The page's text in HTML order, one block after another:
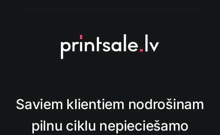
Saviem klientiem nodrošinam
pilnu ciklu nepieciešamo